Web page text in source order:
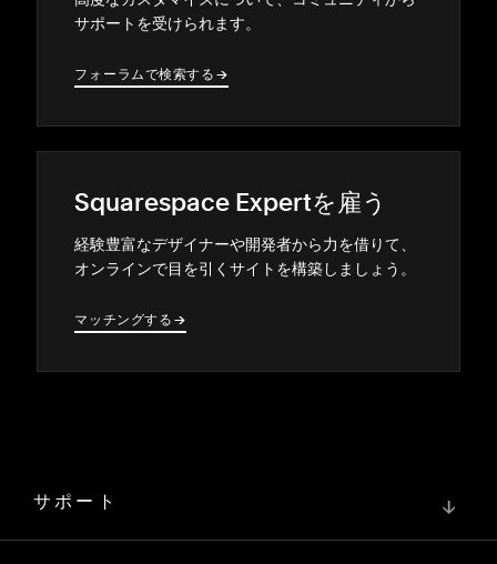
サポ⁠ートを受けられます⁠。
フ⁠ォ⁠ーラムで検索する →
→
Squarespace Expertを雇う
経験豊富なデザイナ⁠ーや開発者から力を借りて⁠、
オンラインで目を引くサイトを構築しまし⁠ょう⁠。
マ⁠ッチングする →
→
サポート ↓